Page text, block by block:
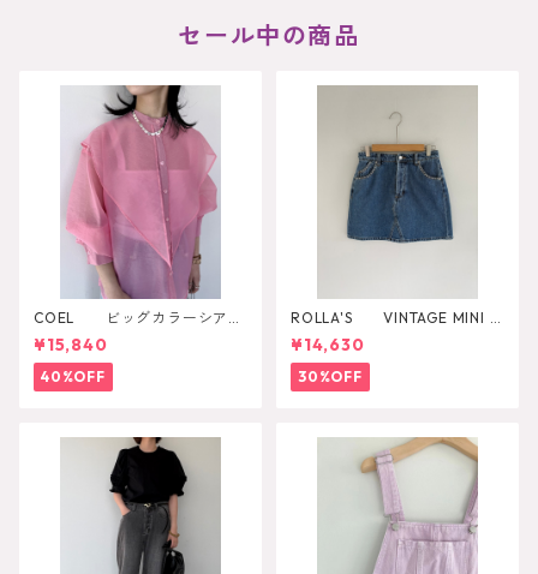
セール中の商品
COEL ビッグカラーシアー
シャツ
¥15,840
40%OFF
ROLLA'S VINTAGE MINI D
AZZLER
¥14,630
30%OFF